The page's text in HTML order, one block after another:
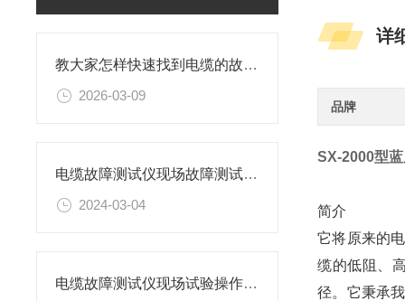
教大家怎样快速找到电缆的故障点？
2026-03-09
电缆故障测试仪现场故障测试说明
2024-03-04
电缆故障测试仪现场试验操作方法
详
品牌
SX-2000型
简介
它将原来的
缆的低阻、
径。它秉承